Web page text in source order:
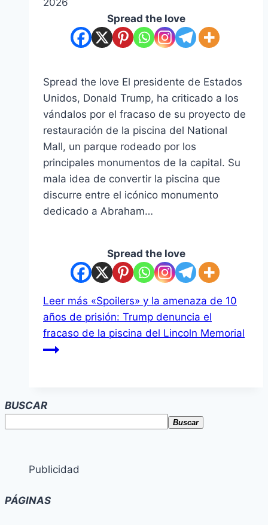
2026
Spread the love
Spread the love El presidente de Estados
Unidos, Donald Trump, ha criticado a los
vándalos por el fracaso de su proyecto de
restauración de la piscina del National
Mall, un parque rodeado por los
principales monumentos de la capital. Su
mala idea de convertir la piscina que
discurre entre el icónico monumento
dedicado a Abraham…
Spread the love
Leer más «Spoilers» y la amenaza de 10
años de prisión: Trump denuncia el
fracaso de la piscina del Lincoln Memorial
BUSCAR
Buscar
Publicidad
PÁGINAS